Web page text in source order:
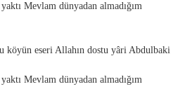
Mevlam dünyadan almadığım
köyün eseri Allahın dostu yâri Abdulbaki
Mevlam dünyadan almadığım